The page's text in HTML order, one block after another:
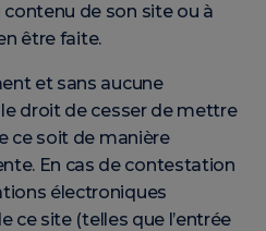
de son site ou à
être faite.
et sans aucune
droit de cesser de mettre
ce soit de manière
En cas de contestation
électroniques
ce site (telles que l’entrée